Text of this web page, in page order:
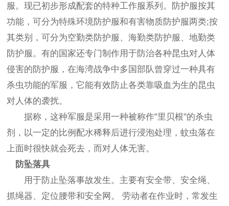
服。现已初步形成配套的特种工作服系列。防护服按其
功能，可分为特殊环境防护服和有害物质防护服两类;按
其类别，可分为空勤类防护服、海勤类防护服、地勤类
防护服。有的国家还专门制作用于防治各种昆虫对人体
侵害的防护服，在海湾战争中多国部队曾穿过一种具有
杀虫功能的军服，它能有效防止各类靠吸血为生的昆虫
对人体的袭扰。
据称，这种军服是采用一种被称作"里贝根"的杀虫
剂，以一定的比例配水稀释后进行浸泡处理，蚊虫落在
上面时很快就会死去，而对人体无害。
防坠落具
用于防止坠落事故发生。主要有安全带、安全绳、
抓绳器、定位腰带和安全网。 劳动者在作业时，常发生